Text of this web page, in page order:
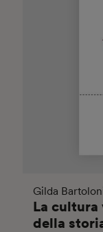
La
della
Gilda